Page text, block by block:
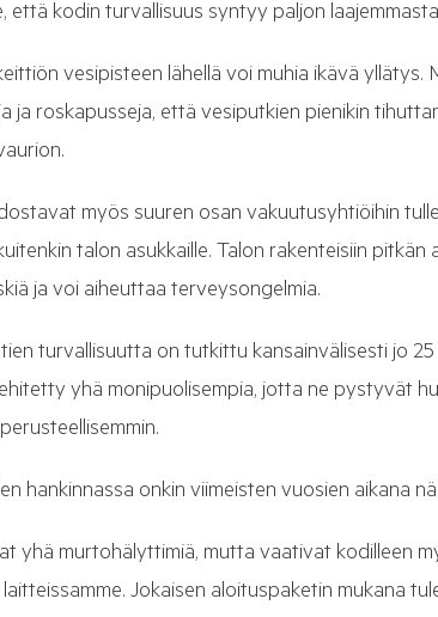
että kodin turvallisuus syntyy paljon
vesipisteen lähellä voi muhia ikävä yllätys.
ja roskapusseja, että vesiputkien pienikin
myös suuren osan vakuutusyhtiöihin
talon asukkaille. Talon rakenteisiin
ja voi aiheuttaa terveysongelmia.
turvallisuutta on tutkittu kansainvälisesti jo
yhä monipuolisempia, jotta ne pystyvät
hankinnassa onkin viimeisten vuosien aikana
yhä murtohälyttimiä, mutta vaativat kodilleen
Jokaisen aloituspaketin mukana